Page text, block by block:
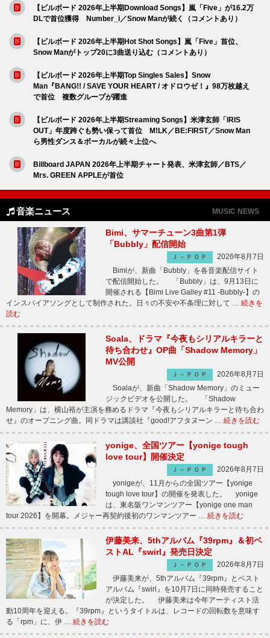
【ビルボード 2026年上半期Download Songs】嵐「Five」が16.2万
DLで首位獲得 Number_i／Snow Manが続く（コメントあり）
【ビルボード 2026年上半期Hot Shot Songs】嵐「Five」首位、
Snow Manがトップ20に3曲送り込む（コメントあり）
【ビルボード 2026年上半期Top Singles Sales】Snow
Man『BANG!! / SAVE YOUR HEART / オドロウゼ！』98万枚越え
で首位 複数グループが躍進
【ビルボード 2026年上半期Streaming Songs】米津玄師「IRIS
OUT」年度跨ぐも勢い保って首位 M!LK／BE:FIRST／Snow Man
ら男性ダンス＆ボーカルが続々上位へ
Billboard JAPAN 2026年上半期チャート発表、米津玄師／BTS／
Mrs. GREEN APPLEが首位
音楽ニュース MUSIC NEWS
Bimi、サマーチューン3曲第1弾
「Bubbly」配信開始
Ｊ－ＰＯＰ
2026年8月7日
Bimiが、新曲「Bubbly」を各音楽配信サイト
で配信開始した。 「Bubbly」は、9月13日に
開催される【Bimi Live Galley #11 -Bubbly-】の
インスパイアソングとして制作された。日々の不安や不条理に対して … 続きを
読む
Soala、ドラマ『今夜もシリアルキラーと
待ち合わせ』OP曲「Shadow Memory」
MV公開
Ｊ－ＰＯＰ
2026年8月7日
Soalaが、新曲「Shadow Memory」のミュー
ジックビデオを公開した。 「Shadow
Memory」は、横山裕が主演を務めるドラマ『今夜もシリアルキラーと待ち合わ
せ』のオープニング曲。同ドラマは講談社『good!アフタヌーン … 続きを読む
yonige、全国ツアー【yonige tough
love tour】開催決定
Ｊ－ＰＯＰ
2026年8月7日
yonigeが、11月からの全国ツアー【yonige
tough love tour】の開催を発表した。 yonige
は、東名阪ワンマンツアー【yonige one man
tour 2026】を開幕。メジャー再契約後初のワンマンツアー … 続きを読む
伊藤美来、5thアルバム『39rpm』＆初ベ
ストAL『swirl』発売日決定
Ｊ－ＰＯＰ
2026年8月7日
伊藤美来が、5thアルバム『39rpm』とベスト
アルバム『swirl』を10月7日に同時発売すること
が決定した。 伊藤美来は今年アーティスト活
動10周年を迎える。『39rpm』というタイトルは、レコードの回転数を意味す
る「rpm」に、伊 … 続きを読む